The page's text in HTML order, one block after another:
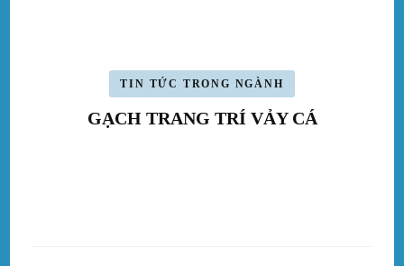
TIN TỨC TRONG NGÀNH
GẠCH TRANG TRÍ VẢY CÁ